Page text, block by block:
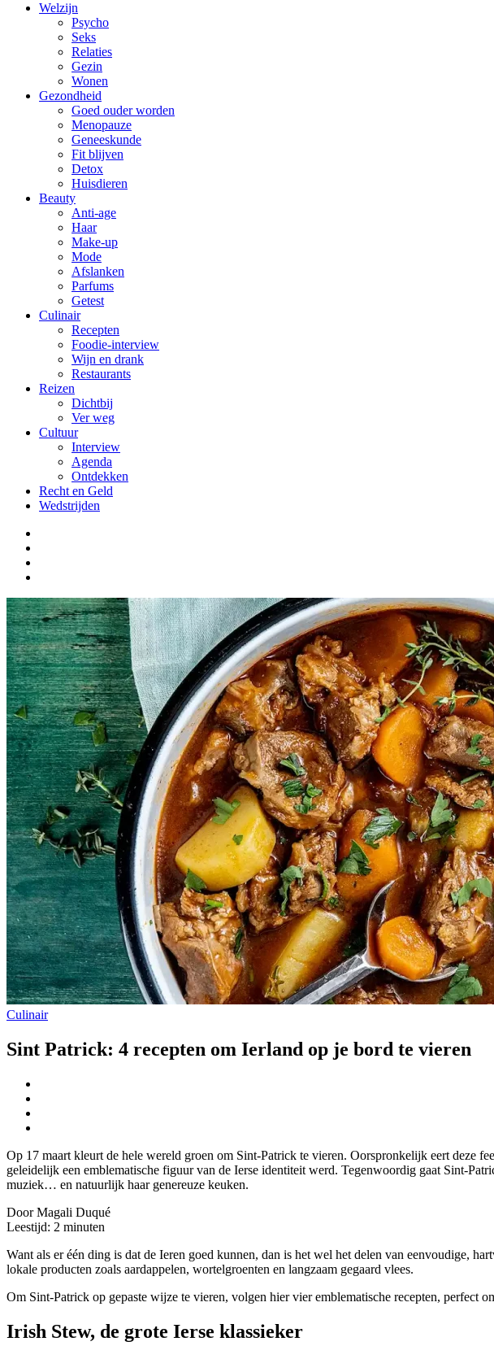
Welzijn
Psycho
Seks
Relaties
Gezin
Wonen
Gezondheid
Goed ouder worden
Menopauze
Geneeskunde
Fit blijven
Detox
Huisdieren
Beauty
Anti-age
Haar
Make-up
Mode
Afslanken
Parfums
Getest
Culinair
Recepten
Foodie-interview
Wijn en drank
Restaurants
Reizen
Dichtbij
Ver weg
Cultuur
Interview
Agenda
Ontdekken
Recht en Geld
Wedstrijden
Culinair
Sint Patrick: 4 recepten om Ierland op je bord te vieren
Op 17 maart kleurt de hele wereld groen om Sint-Patrick te vieren. Oorspronkelijk eert deze
geleidelijk een emblematische figuur van de Ierse identiteit werd. Tegenwoordig gaat Sint-
muziek… en natuurlijk haar genereuze keuken.
Door Magali Duqué
Leestijd: 2 minuten
Want als er één ding is dat de Ieren goed kunnen, dan is het wel het delen van eenvoudige,
lokale producten zoals aardappelen, wortelgroenten en langzaam gegaard vlees.
Om Sint-Patrick op gepaste wijze te vieren, volgen hier vier emblematische recepten, perfect
Irish Stew, de grote Ierse klassieker